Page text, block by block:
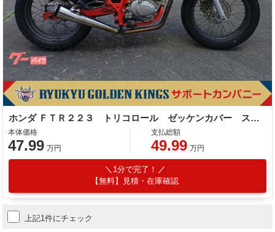
ホンダ ＦＴＲ２２３ トリコロール ゼッケンカバー スーパートラップマフラー
本体価格
47.99 万円
支払総額
49.99 万円
1分で完了！
【無料】見積・在庫確認
上記1件にチェック